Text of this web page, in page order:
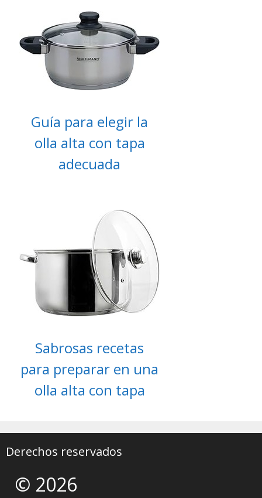
Guía para elegir la
olla alta con tapa
adecuada
Sabrosas recetas
para preparar en una
olla alta con tapa
Derechos reservados
© 2026